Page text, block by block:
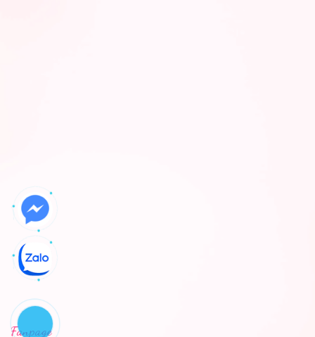
Fanpage